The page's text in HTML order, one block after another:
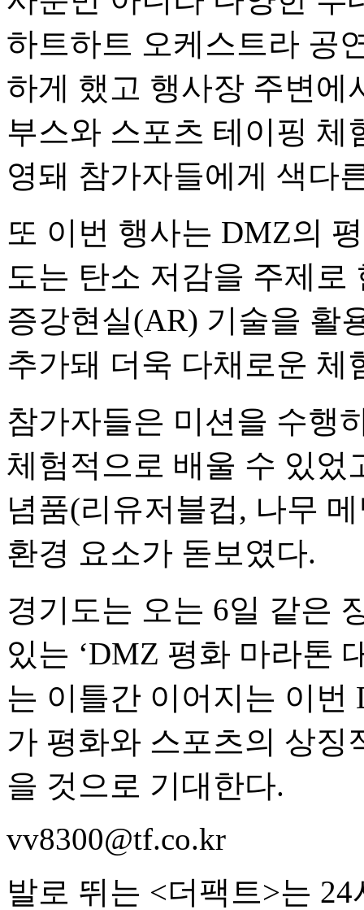
하트하트 오케스트라 공
하게 했고 행사장 주변에
부스와 스포츠 테이핑 체
영돼 참가자들에게 색다
또 이번 행사는 DMZ의
도는 탄소 저감을 주제로
증강현실(AR) 기술을 활
추가돼 더욱 다채로운 체
참가자들은 미션을 수행
체험적으로 배울 수 있었
념품(리유저블컵, 나무
환경 요소가 돋보였다.
경기도는 오는 6일 같은
있는 ‘DMZ 평화 마라톤
는 이틀간 이어지는 이
가 평화와 스포츠의 상징
을 것으로 기대한다.
vv8300@tf.co.kr
발로 뛰는 <더팩트>는